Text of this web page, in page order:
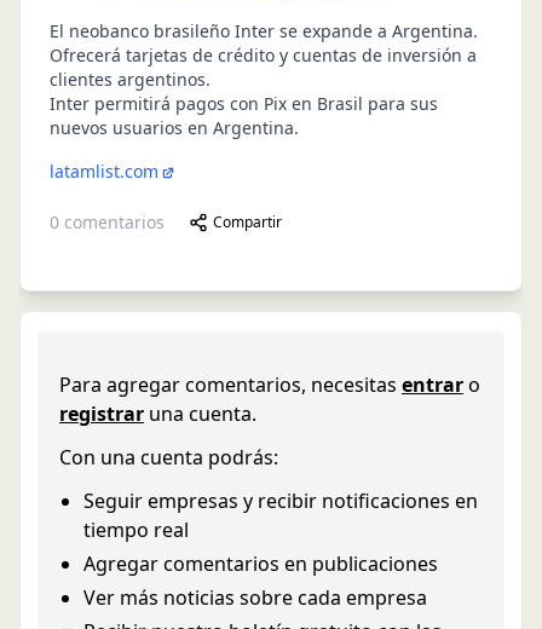
El neobanco brasileño Inter se expande a Argentina.
Ofrecerá tarjetas de crédito y cuentas de inversión a
clientes argentinos.
Inter permitirá pagos con Pix en Brasil para sus
nuevos usuarios en Argentina.
latamlist.com
0 comentarios Compartir
Para agregar comentarios, necesitas entraro
registrar una cuenta.
Con una cuenta podrás:
Seguir empresas y recibir notificaciones en
tiempo real
Agregar comentarios en publicaciones
Ver más noticias sobre cada empresa